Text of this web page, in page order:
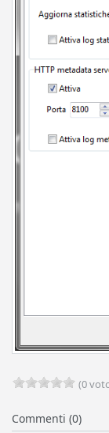
(0
Commenti (0)